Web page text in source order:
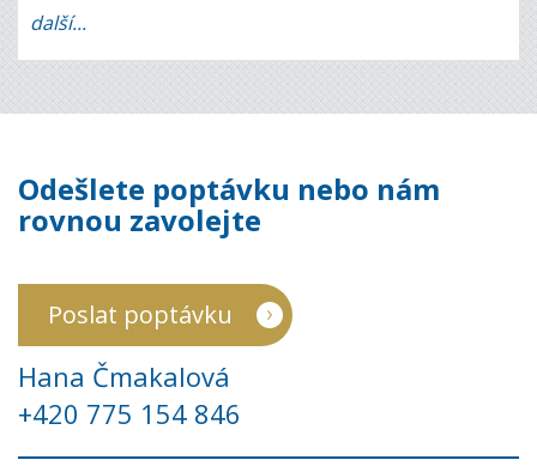
další...
Odešlete poptávku nebo nám
rovnou zavolejte
Poslat poptávku
Hana Čmakalová
+420 775 154 846